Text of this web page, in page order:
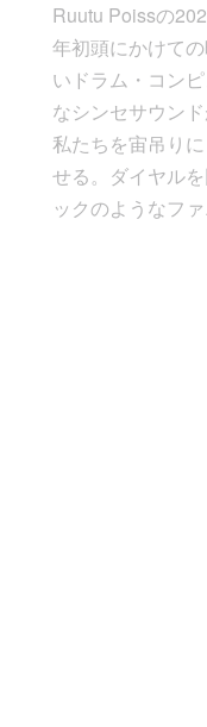
Ruutu Poissの
年初頭にかけて
いドラム・コン
なシンセサウン
私たちを宙吊り
せる。ダイヤル
ックのようなフ